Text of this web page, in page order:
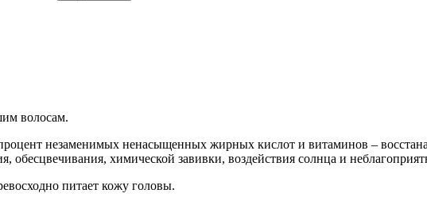
волосам.
незаменимых ненасыщенных жирных кислот и витаминов –
обесцвечивания, химической завивки, воздействия солнца и
питает кожу головы.